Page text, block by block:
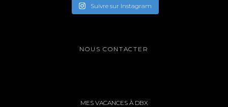
Suivre sur Instagram
NOUS CONTACTER
MES VACANCES À DBX